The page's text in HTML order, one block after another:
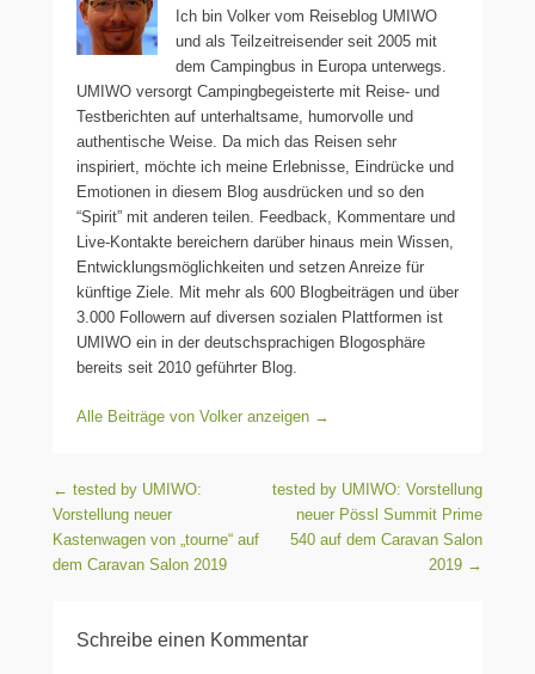
Ich bin Volker vom Reiseblog UMIWO
und als Teilzeitreisender seit 2005 mit
dem Campingbus in Europa unterwegs.
UMIWO versorgt Campingbegeisterte mit Reise- und
Testberichten auf unterhaltsame, humorvolle und
authentische Weise. Da mich das Reisen sehr
inspiriert, möchte ich meine Erlebnisse, Eindrücke und
Emotionen in diesem Blog ausdrücken und so den
“Spirit” mit anderen teilen. Feedback, Kommentare und
Live-Kontakte bereichern darüber hinaus mein Wissen,
Entwicklungsmöglichkeiten und setzen Anreize für
künftige Ziele. Mit mehr als 600 Blogbeiträgen und über
3.000 Followern auf diversen sozialen Plattformen ist
UMIWO ein in der deutschsprachigen Blogosphäre
bereits seit 2010 geführter Blog.
Alle Beiträge von Volker anzeigen →
Beitragsnavigation
← tested by UMIWO:
Vorstellung neuer
Kastenwagen von „tourne“ auf
dem Caravan Salon 2019
tested by UMIWO: Vorstellung
neuer Pössl Summit Prime
540 auf dem Caravan Salon
2019 →
Schreibe einen Kommentar